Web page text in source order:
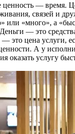
— время.
связей и
или «много», а
— это
это цена услуги,
А у
оказать услугу